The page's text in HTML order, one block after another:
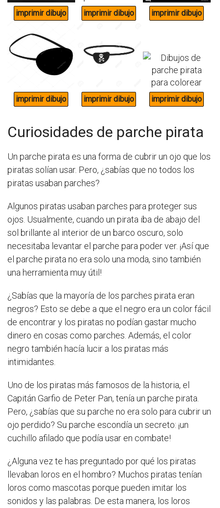
Curiosidades de parche pirata
Un parche pirata es una forma de cubrir un ojo que los
piratas solían usar. Pero, ¿sabías que no todos los
piratas usaban parches?
Algunos piratas usaban parches para proteger sus
ojos. Usualmente, cuando un pirata iba de abajo del
sol brillante al interior de un barco oscuro, solo
necesitaba levantar el parche para poder ver. ¡Así que
el parche pirata no era solo una moda, sino también
una herramienta muy útil!
¿Sabías que la mayoría de los parches pirata eran
negros? Esto se debe a que el negro era un color fácil
de encontrar y los piratas no podían gastar mucho
dinero en cosas como parches. Además, el color
negro también hacía lucir a los piratas más
intimidantes.
Uno de los piratas más famosos de la historia, el
Capitán Garfio de Peter Pan, tenía un parche pirata.
Pero, ¿sabías que su parche no era solo para cubrir un
ojo perdido? Su parche escondía un secreto: ¡un
cuchillo afilado que podía usar en combate!
¿Alguna vez te has preguntado por qué los piratas
llevaban loros en el hombro? Muchos piratas tenían
loros como mascotas porque pueden imitar los
sonidos y las palabras. De esta manera, los loros